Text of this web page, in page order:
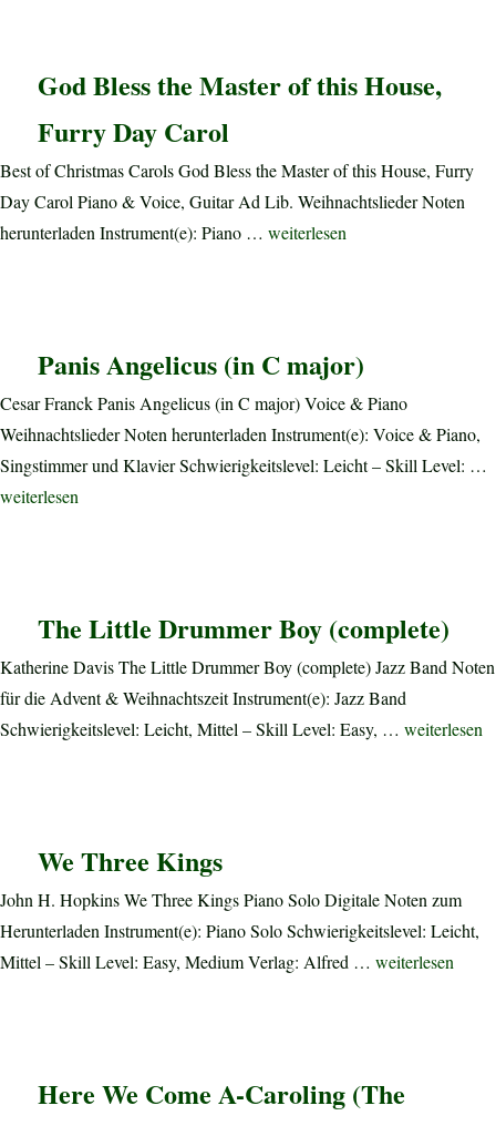
God Bless the Master of this House,
Furry Day Carol
Best of Christmas Carols God Bless the Master of this House, Furry
Day Carol Piano & Voice, Guitar Ad Lib. Weihnachtslieder Noten
herunterladen Instrument(e): Piano … „God Bless the Master of this
weiterlesen
Panis Angelicus (in C major)
Cesar Franck Panis Angelicus (in C major) Voice & Piano
Weihnachtslieder Noten herunterladen Instrument(e): Voice & Piano,
Singstimmer und Klavier Schwierigkeitslevel: Leicht – Skill Level: …
„Panis Angelicus (in C major)“
weiterlesen
The Little Drummer Boy (complete)
Katherine Davis The Little Drummer Boy (complete) Jazz Band Noten
für die Advent & Weihnachtszeit Instrument(e): Jazz Band
Schwierigkeitslevel: Leicht, Mittel – Skill Level: Easy, … „The Little
weiterlesen
We Three Kings
John H. Hopkins We Three Kings Piano Solo Digitale Noten zum
Herunterladen Instrument(e): Piano Solo Schwierigkeitslevel: Leicht,
Mittel – Skill Level: Easy, Medium Verlag: Alfred … „We Three
weiterlesen
Here We Come A-Caroling (The